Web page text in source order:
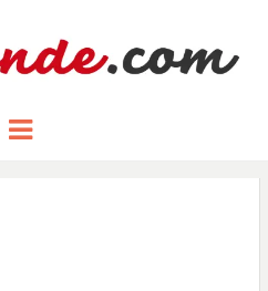
LA PASIÓN
pasión de figuras y personajes
Menu